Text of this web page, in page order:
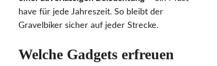
have für jede Jahreszeit. So bleibt der
Gravelbiker sicher auf jeder Strecke.
Welche Gadgets erfreuen